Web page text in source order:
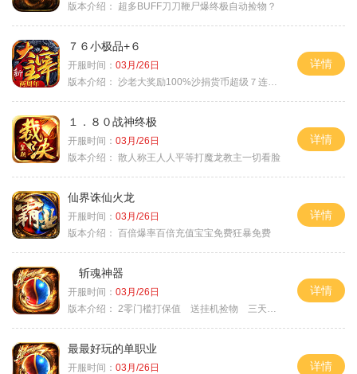
版本介绍：
超多BUFF刀刀鞭尸爆终极自动捡物？
７６小极品+６
开服时间： 03月/26日
版本介绍： 沙老大奖励100%沙捐货币超级７连鞭尸
详情
１．８０战神终极
开服时间： 03月/26日
版本介绍： 散人称王人人平等打魔龙教主一切看脸
详情
仙界诛仙火龙
开服时间： 03月/26日
版本介绍： 百倍爆率百倍充值宝宝免费狂暴免费
详情
斩魂神器
开服时间： 03月/26日
版本介绍： 2零门槛打保值 送挂机捡物 三天合区
详情
最最好玩的单职业
开服时间： 03月/26日
详情